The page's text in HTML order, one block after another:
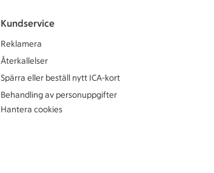
Kundservice
Reklamera
Återkallelser
Spärra eller beställ nytt ICA-kort
Behandling av personuppgifter
Hantera cookies